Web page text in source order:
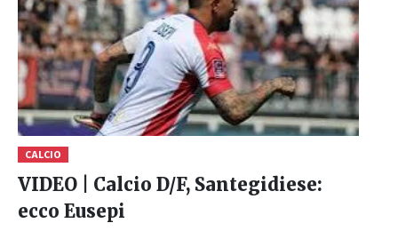
CALCIO
VIDEO | Calcio D/F, Santegidiese:
ecco Eusepi